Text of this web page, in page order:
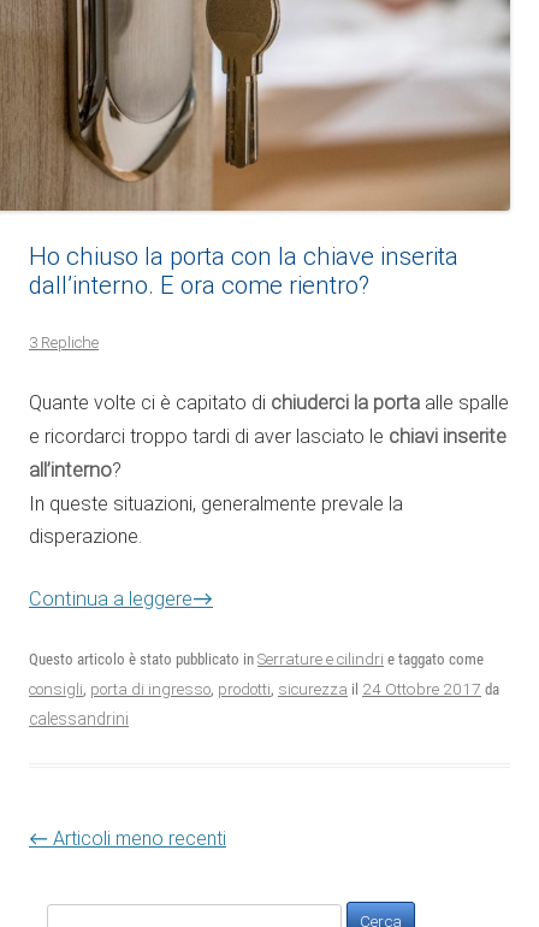
Ho chiuso la porta con la chiave inserita
dall’interno. E ora come rientro?
3 Repliche
Quante volte ci è capitato di chiuderci la porta alle spalle
e ricordarci troppo tardi di aver lasciato le chiavi inserite
all’interno?
In queste situazioni, generalmente prevale la
disperazione.
Continua a leggere→
Questo articolo è stato pubblicato in Serrature e cilindri e taggato come
consigli, porta di ingresso, prodotti, sicurezza il 24 Ottobre 2017 da
calessandrini
← Articoli meno recenti